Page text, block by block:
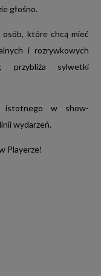
głośno.
osób, które chcą mieć
i rozrywkowych
przybliża sylwetki
istotnego w show-
wydarzeń.
Playerze!